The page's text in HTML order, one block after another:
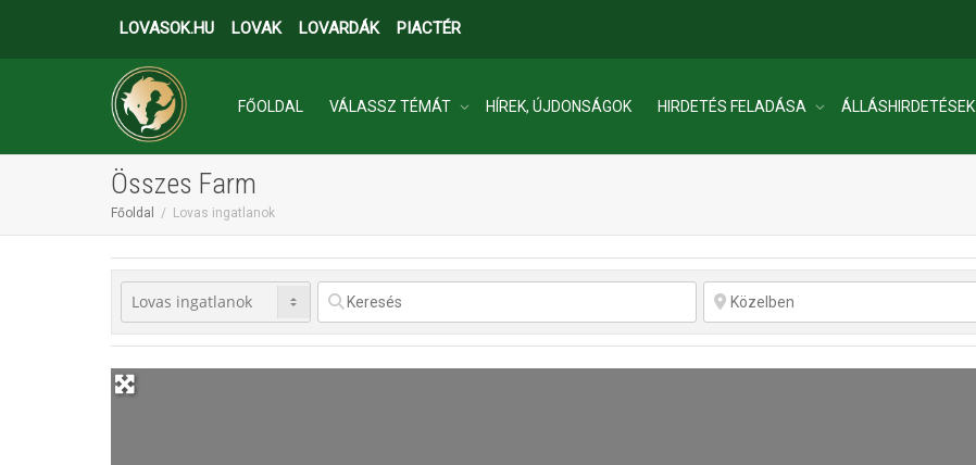
LOVASOK.HU LOVAK LOVARDÁK PIACTÉR
FŐOLDAL VÁLASSZ TÉMÁT HÍREK, ÚJDONSÁGOK HIRDETÉS FELADÁSA ÁLLÁSHIRDETÉSEK
Összes Farm
Főoldal Lovas ingatlanok